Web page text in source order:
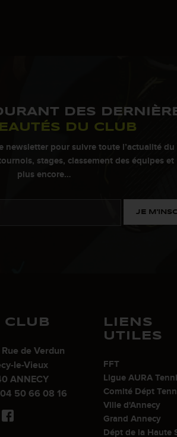
DES
DU CLUB
newsletter pour suivre toute l’actualité du
stages, classement des équipes et
plus encore…
JE
CLUB
de Verdun
le-Vieux
ANNECY
04 50 66 08 16
LIENS
UTILES
FFT
Ligue AURA
Comité Dépt
Ville d'Annecy
Grand Annecy
Dépt de la Haute